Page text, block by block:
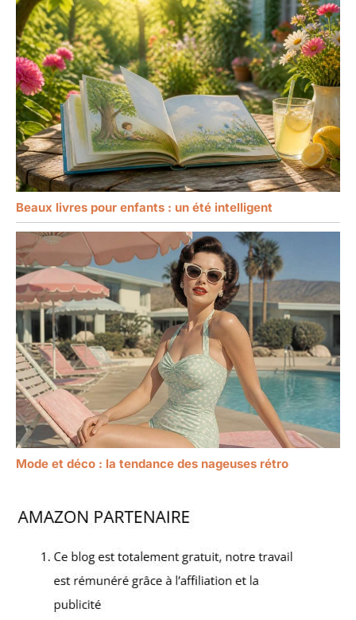
Beaux livres pour enfants : un été intelligent
Mode et déco : la tendance des nageuses rétro